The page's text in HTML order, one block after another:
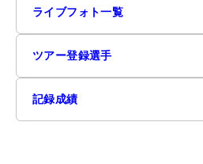
ライブフォト一覧
ツアー登録選手
記録成績